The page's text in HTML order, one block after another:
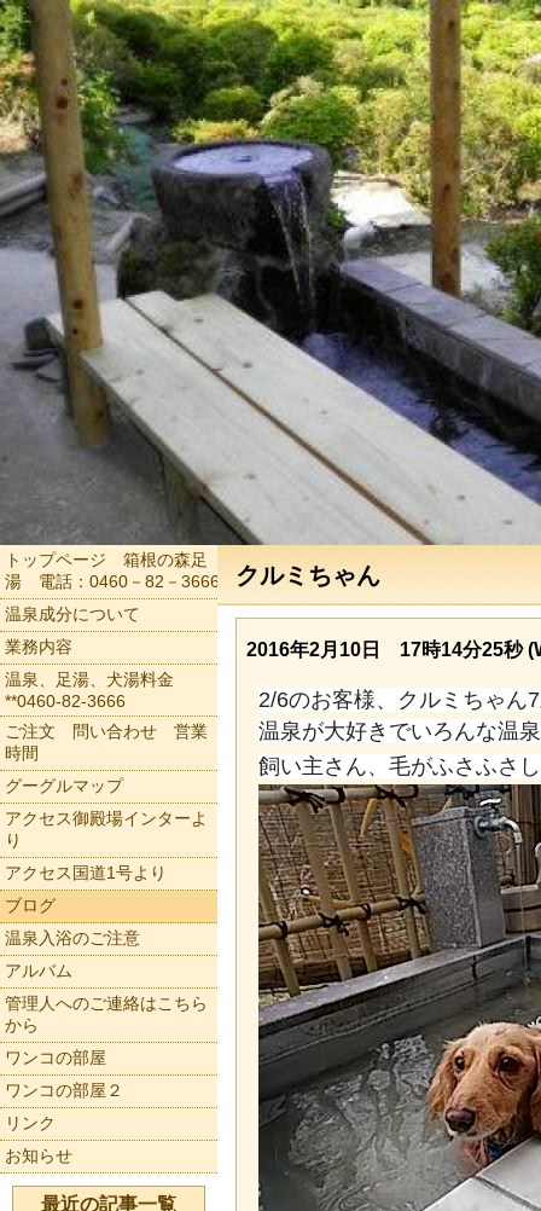
クルミちゃん
2016年2月10日 17時14分25秒
2/6のお客様、クルミちゃん
温泉が大好きでいろんな温
飼い主さん、毛がふさふさ
トップページ 箱根の森足
湯 電話：0460－82－3666
温泉成分について
業務内容
温泉、足湯、犬湯料金
**0460-82-3666
ご注文 問い合わせ 営業
時間
グーグルマップ
アクセス御殿場インターよ
り
アクセス国道1号より
ブログ
温泉入浴のご注意
アルバム
管理人へのご連絡はこちら
から
ワンコの部屋
ワンコの部屋２
リンク
お知らせ
最近の記事一覧